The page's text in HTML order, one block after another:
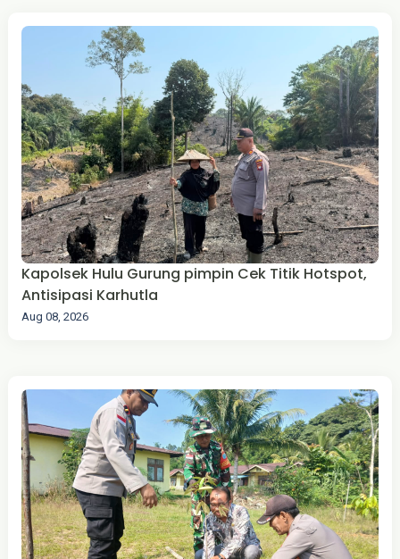
Kapolsek Hulu Gurung pimpin Cek Titik Hotspot,
Antisipasi Karhutla
Aug 08, 2026